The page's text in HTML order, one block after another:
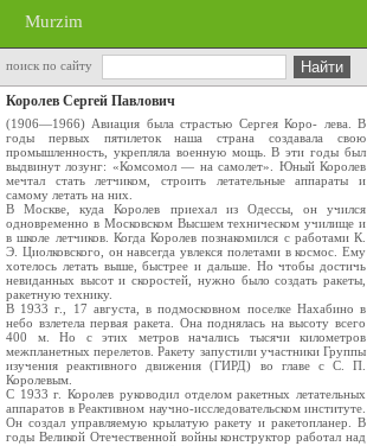
Murzim
поиск по сайту
Королев Сергей Павлович
(1906—1966) Авиация была страстью Сергея Коро- лева. В
годы первых пятилеток наша страна создавала свою
промышленность, укрепляла военную мощь. В эти годы был
выдвинут лозунг: «Комсомол — на самолет». Юный Королев
мечтал стать летчиком, строить летательные аппараты и
самому летать на них.
В Москве, куда Королев приехал из Одессы, он учился
одновременно в Московском Высшем техническом училище и
в школе летчиков. Когда Королев познакомился с работами К.
Э. Циолковского, он навсегда увлекся полетами в космос. Ему
хотелось летать выше, быстрее и дальше. Но чтобы достичь
невиданных высот и скоростей, нужно было создать ракеты,
ракетную технику.
В 1933 г., 17 августа, в подмосковном поселке Нахабино в
небо взлетела первая ракета. Она поднялась на высоту всего
400 м. Но с этих метров начались тысячи километров
межпланетных перелетов. Ракету запустили участники Группы
изучения реактивного движения (ГИРД) во главе с С. П.
Королевым.
С 1933 г. Королев руководил отделом ракетных летательных
аппаратов в Реактивном научно-исследовательском институте.
Он создал управляемую крылатую ракету и ракетопланер. В
годы Великой Отечественной войны конструктор работал над